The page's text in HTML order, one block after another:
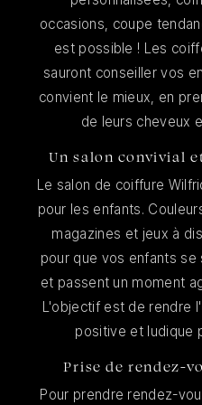
occasions, coupe
est possible ! Les
sauront conseiller vos
convient le mieux, en
de leurs cheveux
Un salon convivial
Le salon de coiffure
pour les enfants.
magazines et jeux à
pour que vos enfants
et passent un moment
L'objectif est de rendre
positive et ludique
Prise de rendez-
Pour prendre rendez-